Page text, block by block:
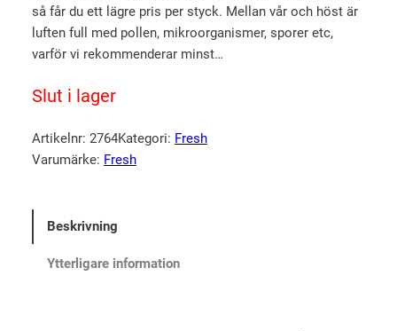
s
p
u
g
g
p
v
a
d
så får du ett lägre pris per styck. Mellan vår och höst är
luften full med pollen, mikroorganismer, sporer etc,
varför vi rekommenderar minst…
Slut i lager
Artikelnr: 2764Kategori: Fresh
Varumärke: Fresh
Beskrivning
Ytterligare information